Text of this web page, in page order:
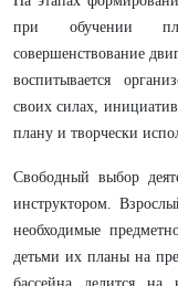
при обучении
совершенствование
воспитывается
своих силах,
плану и творчески
Свободный выбор
инструктором.
необходимые
детьми их планы на